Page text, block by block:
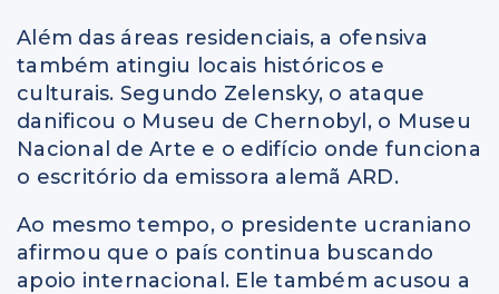
Além das áreas residenciais, a ofensiva
também atingiu locais históricos e
culturais. Segundo Zelensky, o ataque
danificou o Museu de Chernobyl, o Museu
Nacional de Arte e o edifício onde funciona
o escritório da emissora alemã ARD.
Ao mesmo tempo, o presidente ucraniano
afirmou que o país continua buscando
apoio internacional. Ele também acusou a